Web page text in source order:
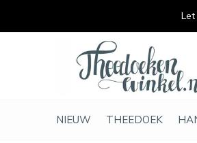
NIEUW THEEDOEK
Let